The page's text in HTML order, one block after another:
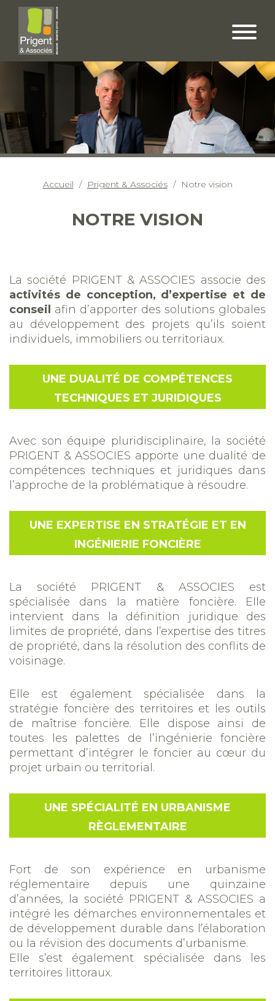
Accueil Prigent & Associés Notre vision
NOTRE VISION
La société PRIGENT & ASSOCIES associe des
activités de conception, d’expertise et de
conseil afin d’apporter des solutions globales
au développement des projets qu’ils soient
individuels, immobiliers ou territoriaux.
UNE DUALITÉ DE COMPÉTENCES
TECHNIQUES ET JURIDIQUES
Avec son équipe pluridisciplinaire, la société
PRIGENT & ASSOCIES apporte une dualité de
compétences techniques et juridiques dans
l’approche de la problématique à résoudre.
UNE EXPERTISE EN STRATÉGIE ET EN
INGÉNIERIE FONCIÈRE
La société PRIGENT & ASSOCIES est
spécialisée dans la matière foncière. Elle
intervient dans la définition juridique des
limites de propriété, dans l’expertise des titres
de propriété, dans la résolution des conflits de
voisinage.
Elle est également spécialisée dans la
stratégie foncière des territoires et les outils
de maîtrise foncière. Elle dispose ainsi de
toutes les palettes de l’ingénierie foncière
permettant d’intégrer le foncier au cœur du
projet urbain ou territorial.
UNE SPÉCIALITÉ EN URBANISME
RÈGLEMENTAIRE
Fort de son expérience en urbanisme
réglementaire depuis une quinzaine
d’années, la société PRIGENT & ASSOCIES a
intégré les démarches environnementales et
de développement durable dans l’élaboration
ou la révision des documents d’urbanisme.
Elle s’est également spécialisée dans les
territoires littoraux.